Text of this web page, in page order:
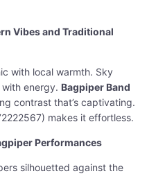
Vibes and Traditional
with local warmth. Sky
energy. Bagpiper Band
contrast that’s captivating.
makes it effortless.
Performances
silhouetted against the